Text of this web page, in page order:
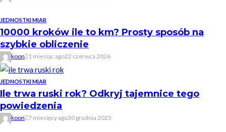
JEDNOSTKI MIAR
10000 kroków ile to km? Prosty sposób na
szybkie obliczenie
koon 1 miesiąc ago22 czerwca 2026
JEDNOSTKI MIAR
Ile trwa ruski rok? Odkryj tajemnice tego
powiedzenia
koon 7 miesięcy ago30 grudnia 2025